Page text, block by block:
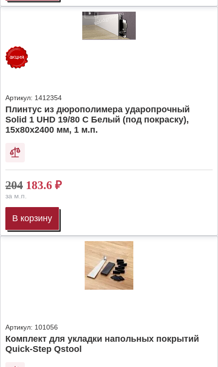
Артикул: 1412354
Плинтус из дюрополимера ударопрочный
Solid 1 UHD 19/80 C Белый (под покраску),
15х80х2400 мм, 1 м.п.
204 183.6 ₽
за м.п.
В корзину
Артикул: 101056
Комплект для укладки напольных покрытий
Quick-Step Qstool